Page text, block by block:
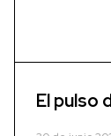
El pulso